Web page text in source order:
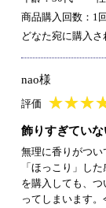
商品購入回数：1回
どなた宛に購入
nao様
評価 ★★★
飾りすぎてい
無理に香りがつ
「ほっこり」し
を購入しても、
ってしまいます